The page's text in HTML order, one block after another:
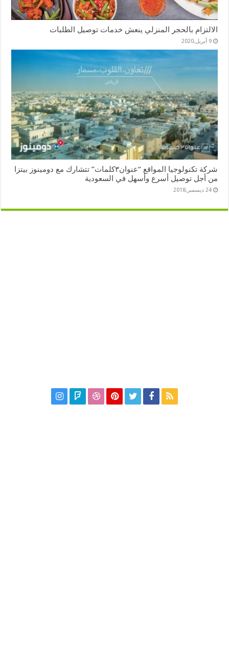
الالتزام بالحجر المنزلي ينعش خدمات توصيل الطلبات
9 أبريل,2020
شركة تكنولوجيا المواقع “عنوان۳كلمات” تتشارك مع دومينوز بيتزا
من أجل توصيل أسرع وأسهل في السعودية
24 ديسمبر,2018